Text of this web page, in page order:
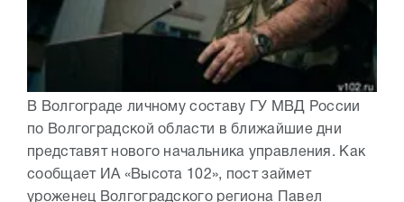
В Волгограде личному составу ГУ МВД России
по Волгоградской области в ближайшие дни
представят нового начальника управления. Как
сообщает ИА «Высота 102», пост займет
уроженец Волгоградского региона Павел